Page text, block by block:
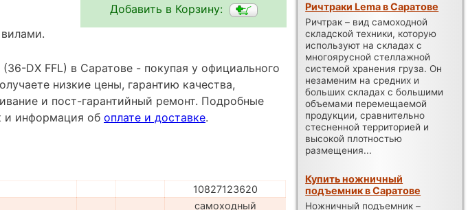
Добавить в Корзину:
DX FFL) в Саратове - покупая у официального
низкие цены, гарантию качества,
и пост-гарантийный ремонт. Подробные
и информация об оплате и доставке.
10827123620
самоходный
Ричтраки Lema в Саратове
Ричтрак – вид самоходной
складской техники, которую
используют на складах с
многоярусной стеллажной
системой хранения груза. Он
незаменим на средних и
больших складах с большими
объемами перемещаемой
продукции, сравнительно
стесненной территорией и
высокой плотностью
размещения...
Купить ножничный
подъемник в Саратове
Ножничный подъемник –